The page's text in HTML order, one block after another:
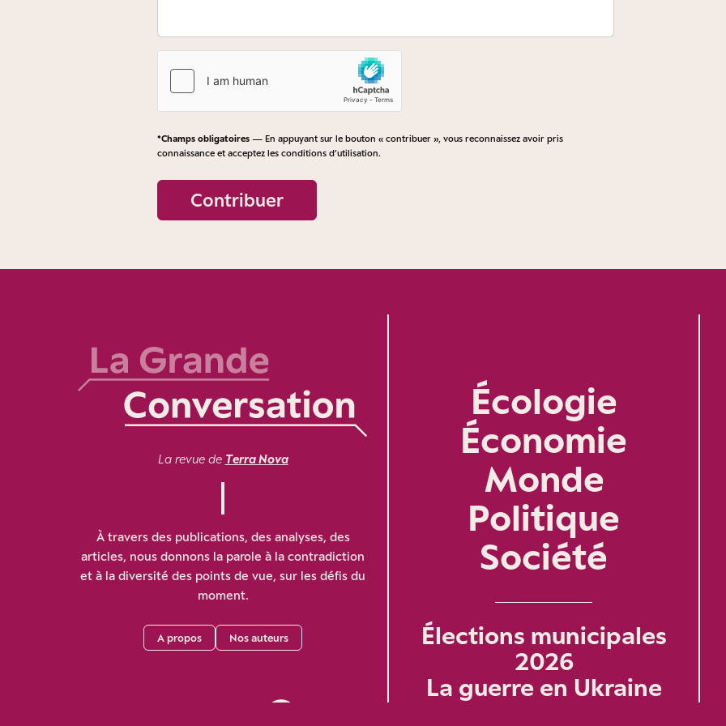
*Champs obligatoires — En appuyant sur le bouton « contribuer », vous reconnaissez avoir pris
connaissance et acceptez les conditions d’utilisation.
Contribuer
La revue de Terra Nova
À travers des publications, des analyses, des
articles, nous donnons la parole à la contradiction
et à la diversité des points de vue, sur les défis du
moment.
A propos Nos auteurs
Écologie
Économie
Monde
Politique
Société
Élections municipales
2026
La guerre en Ukraine